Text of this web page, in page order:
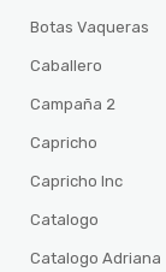
Botas Vaqueras
Caballero
Campaña 2
Capricho
Capricho Inc
Catalogo
Catalogo Adriana